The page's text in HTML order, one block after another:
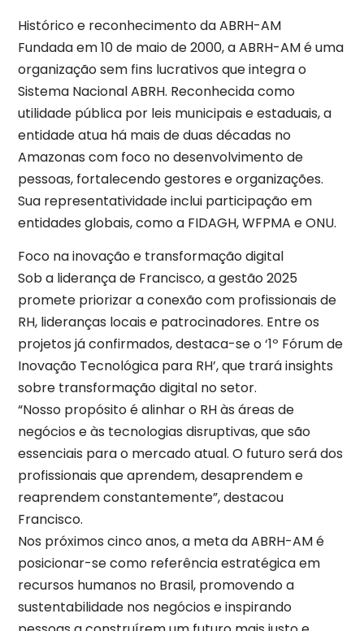
Histórico e reconhecimento da ABRH-AM
Fundada em 10 de maio de 2000, a ABRH-AM é uma
organização sem fins lucrativos que integra o
Sistema Nacional ABRH. Reconhecida como
utilidade pública por leis municipais e estaduais, a
entidade atua há mais de duas décadas no
Amazonas com foco no desenvolvimento de
pessoas, fortalecendo gestores e organizações.
Sua representatividade inclui participação em
entidades globais, como a FIDAGH, WFPMA e ONU.
Foco na inovação e transformação digital
Sob a liderança de Francisco, a gestão 2025
promete priorizar a conexão com profissionais de
RH, lideranças locais e patrocinadores. Entre os
projetos já confirmados, destaca-se o ‘1º Fórum de
Inovação Tecnológica para RH’, que trará insights
sobre transformação digital no setor.
“Nosso propósito é alinhar o RH às áreas de
negócios e às tecnologias disruptivas, que são
essenciais para o mercado atual. O futuro será dos
profissionais que aprendem, desaprendem e
reaprendem constantemente”, destacou
Francisco.
Nos próximos cinco anos, a meta da ABRH-AM é
posicionar-se como referência estratégica em
recursos humanos no Brasil, promovendo a
sustentabilidade nos negócios e inspirando